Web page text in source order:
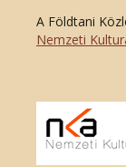
A Földtani
Nemzeti